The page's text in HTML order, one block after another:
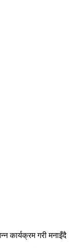
कार्यक्रम गरी मनाइँदै